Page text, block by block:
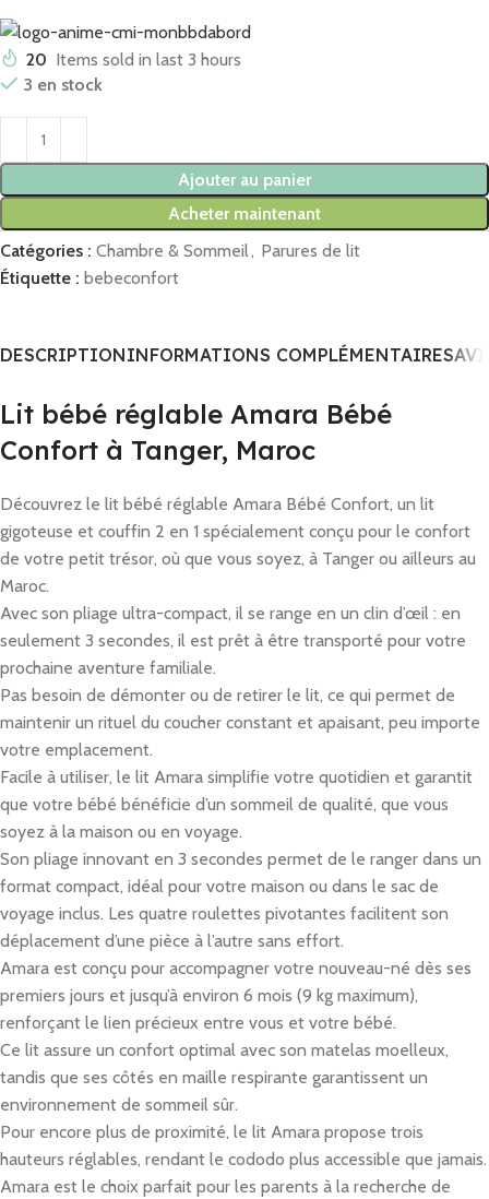
20 Items sold in last 3 hours
3 en stock
Ajouter au panier
Acheter maintenant
Catégories : Chambre & Sommeil, Parures de lit
Étiquette : bebeconfort
DESCRIPTIONINFORMATIONS COMPLÉMENTAIRES
Lit bébé réglable Amara Bébé
Confort à Tanger, Maroc
Découvrez le lit bébé réglable Amara Bébé Confort, un lit
gigoteuse et couffin 2 en 1 spécialement conçu pour le confort
de votre petit trésor, où que vous soyez, à Tanger ou ailleurs au
Maroc.
Avec son pliage ultra-compact, il se range en un clin d’œil : en
seulement 3 secondes, il est prêt à être transporté pour votre
prochaine aventure familiale.
Pas besoin de démonter ou de retirer le lit, ce qui permet de
maintenir un rituel du coucher constant et apaisant, peu importe
votre emplacement.
Facile à utiliser, le lit Amara simplifie votre quotidien et garantit
que votre bébé bénéficie d’un sommeil de qualité, que vous
soyez à la maison ou en voyage.
Son pliage innovant en 3 secondes permet de le ranger dans un
format compact, idéal pour votre maison ou dans le sac de
voyage inclus. Les quatre roulettes pivotantes facilitent son
déplacement d’une pièce à l’autre sans effort.
Amara est conçu pour accompagner votre nouveau-né dès ses
premiers jours et jusqu’à environ 6 mois (9 kg maximum),
renforçant le lien précieux entre vous et votre bébé.
Ce lit assure un confort optimal avec son matelas moelleux,
tandis que ses côtés en maille respirante garantissent un
environnement de sommeil sûr.
Pour encore plus de proximité, le lit Amara propose trois
hauteurs réglables, rendant le cododo plus accessible que jamais.
Amara est le choix parfait pour les parents à la recherche de